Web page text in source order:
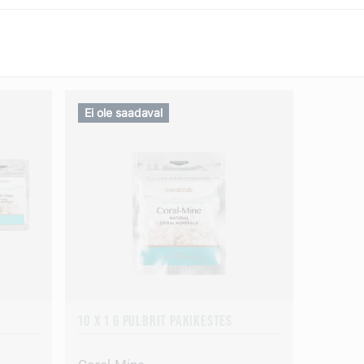
Ei ole saadaval